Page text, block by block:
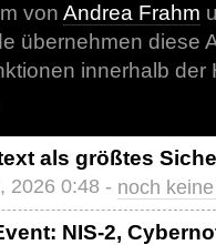
von Andrea Frahm
übernehmen diese
innerhalb der
als größtes
2026 0:48 - noch
NIS-2,